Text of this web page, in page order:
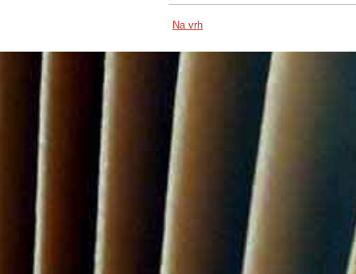
Na vrh